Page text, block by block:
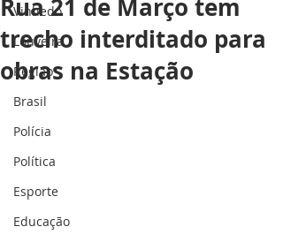
Vinhedo
Louveira
Região
Brasil
Polícia
Política
Esporte
Educação
Rua 21 de Março tem
trecho interditado para
obras na Estação